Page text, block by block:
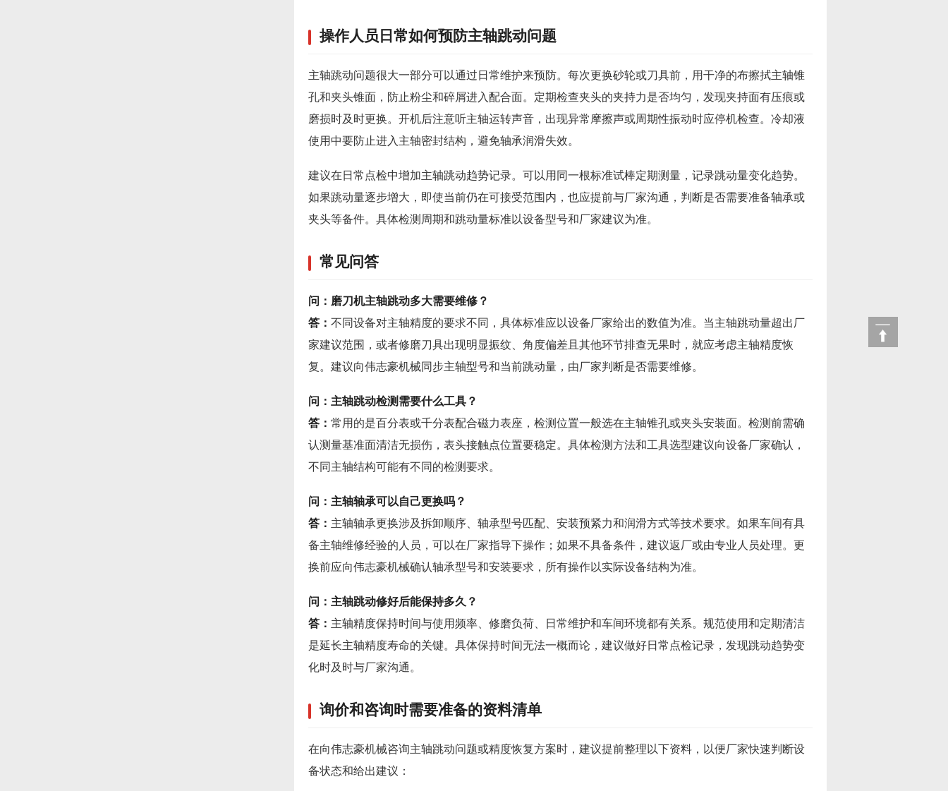
操作人员日常如何预防主轴跳动问题
主轴跳动问题很大一部分可以通过日常维护来预防。每次更换砂轮或刀具前，用干净的布擦拭主轴锥
孔和夹头锥面，防止粉尘和碎屑进入配合面。定期检查夹头的夹持力是否均匀，发现夹持面有压痕或
磨损时及时更换。开机后注意听主轴运转声音，出现异常摩擦声或周期性振动时应停机检查。冷却液
使用中要防止进入主轴密封结构，避免轴承润滑失效。
建议在日常点检中增加主轴跳动趋势记录。可以用同一根标准试棒定期测量，记录跳动量变化趋势。
如果跳动量逐步增大，即使当前仍在可接受范围内，也应提前与厂家沟通，判断是否需要准备轴承或
夹头等备件。具体检测周期和跳动量标准以设备型号和厂家建议为准。
常见问答
问：磨刀机主轴跳动多大需要维修？
答： 不同设备对主轴精度的要求不同，具体标准应以设备厂家给出的数值为准。当主轴跳动量超出厂
家建议范围，或者修磨刀具出现明显振纹、角度偏差且其他环节排查无果时，就应考虑主轴精度恢
复。建议向伟志豪机械同步主轴型号和当前跳动量，由厂家判断是否需要维修。
问：主轴跳动检测需要什么工具？
答： 常用的是百分表或千分表配合磁力表座，检测位置一般选在主轴锥孔或夹头安装面。检测前需确
认测量基准面清洁无损伤，表头接触点位置要稳定。具体检测方法和工具选型建议向设备厂家确认，
不同主轴结构可能有不同的检测要求。
问：主轴轴承可以自己更换吗？
答： 主轴轴承更换涉及拆卸顺序、轴承型号匹配、安装预紧力和润滑方式等技术要求。如果车间有具
备主轴维修经验的人员，可以在厂家指导下操作；如果不具备条件，建议返厂或由专业人员处理。更
换前应向伟志豪机械确认轴承型号和安装要求，所有操作以实际设备结构为准。
问：主轴跳动修好后能保持多久？
答： 主轴精度保持时间与使用频率、修磨负荷、日常维护和车间环境都有关系。规范使用和定期清洁
是延长主轴精度寿命的关键。具体保持时间无法一概而论，建议做好日常点检记录，发现跳动趋势变
化时及时与厂家沟通。
询价和咨询时需要准备的资料清单
在向伟志豪机械咨询主轴跳动问题或精度恢复方案时，建议提前整理以下资料，以便厂家快速判断设
备状态和给出建议：